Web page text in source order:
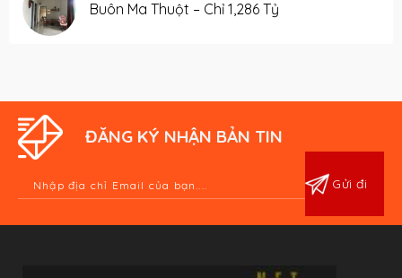
Buôn Ma Thuột – Chỉ 1,286 Tỷ
ĐĂNG KÝ NHẬN BẢN TIN